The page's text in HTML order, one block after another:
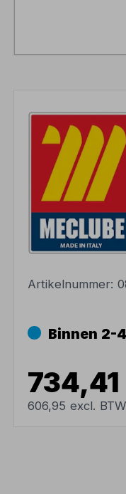
Artikelnummer:
Binnen 2-
734,41
606,95 excl. BTW